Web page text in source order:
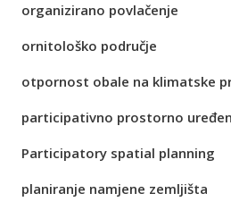
organizirano povlačenje
ornitološko područje
otpornost obale na klimatske
participativno prostorno
Participatory spatial planning
planiranje namjene zemljišta